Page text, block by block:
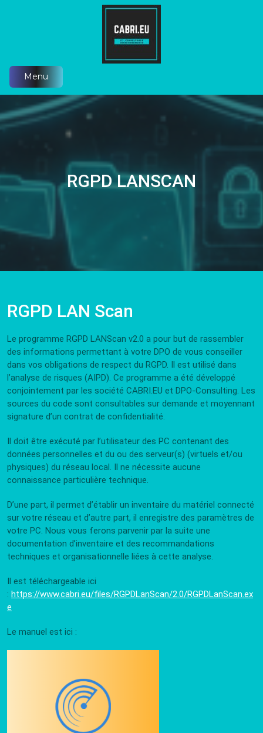
Menu
RGPD LANSCAN
RGPD LAN Scan
Le programme RGPD LANScan v2.0 a pour but de rassembler
des informations permettant à votre DPO de vous conseiller
dans vos obligations de respect du RGPD. Il est utilisé dans
l’analyse de risques (AIPD). Ce programme a été développé
conjointement par les société CABRI.EU et DPO-Consulting. Les
sources du code sont consultables sur demande et moyennant
signature d’un contrat de confidentialité.
Il doit être exécuté par l’utilisateur des PC contenant des
données personnelles et du ou des serveur(s) (virtuels et/ou
physiques) du réseau local. Il ne nécessite aucune
connaissance particulière technique.
D’une part, il permet d’établir un inventaire du matériel connecté
sur votre réseau et d’autre part, il enregistre des paramètres de
votre PC. Nous vous ferons parvenir par la suite une
documentation d’inventaire et des recommandations
techniques et organisationnelle liées à cette analyse.
Il est téléchargeable ici
: https://www.cabri.eu/files/RGPDLanScan/2.0/RGPDLanScan.ex
e
Le manuel est ici :